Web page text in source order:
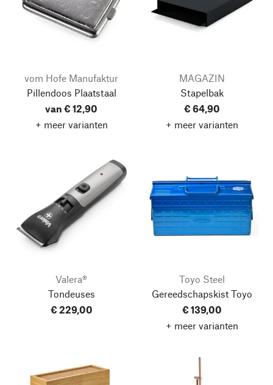
vom Hofe Manufaktur
Pillendoos Plaatstaal
van € 12,90
+ meer varianten
MAGAZIN
Stapelbak
€ 64,90
+ meer varianten
Valera®
Tondeuses
€ 229,00
Toyo Steel
Gereedschapskist Toyo
€ 139,00
+ meer varianten